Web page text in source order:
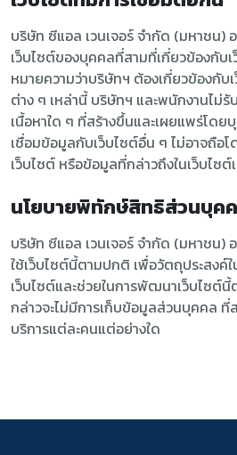
บริษัท ซีแอล เวนเจอร์ จำกัด (มหาชน)
เว็บไซต์ของบุคคลที่สามที่เกี่ยวข้องกับ
หมายความว่าบริษัทฯ ต้องเกี่ยวข้องกับ
ต่าง ๆ เหล่านี้ บริษัทฯ และพนักงานไม่
เนื้อหาใด ๆ ที่สร้างขึ้นและเผยแพร่โด
เชื่อมข้อมูลกับเว็บไซต์อื่น ๆ ไม่อาจถือ
เว็บไซต์ หรือข้อมูลที่กล่าวถึงในเว็บไซต์
นโยบายพิทักษ์สิทธิส่วนบุค
บริษัท ซีแอล เวนเจอร์ จำกัด (มหาชน)
ใช้เว็บไซต์นี้ตามปกติ เพื่อวัตถุประสงค์
เว็บไซต์และช่วยในการพัฒนาเว็บไซต์
กล่าวจะไม่มีการเก็บข้อมูลส่วนบุคคล ที่
บริการแต่ละคนแต่อย่างใด